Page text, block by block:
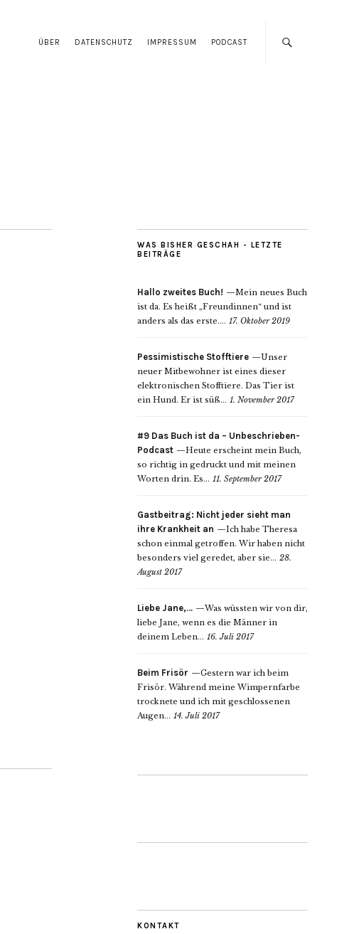
ÜBER DATENSCHUTZ IMPRESSUM PODCAST
WAS BISHER GESCHAH - LETZTE
BEITRÄGE
Hallo zweites Buch!
Mein neues Buch
ist da. Es heißt „Freundinnen“ und ist
anders als das erste.... 17. Oktober 2019
Pessimistische Stofftiere
Unser
neuer Mitbewohner ist eines dieser
elektronischen Stofftiere. Das Tier ist
ein Hund. Er ist süß... 1. November 2017
#9 Das Buch ist da – Unbeschrieben-
Podcast
Heute erscheint mein Buch,
so richtig in gedruckt und mit meinen
Worten drin. Es... 11. September 2017
Gastbeitrag: Nicht jeder sieht man
ihre Krankheit an
Ich habe Theresa
schon einmal getroffen. Wir haben nicht
besonders viel geredet, aber sie... 28.
August 2017
Liebe Jane,…
Was wüssten wir von dir,
liebe Jane, wenn es die Männer in
deinem Leben... 16. Juli 2017
Beim Frisör
Gestern war ich beim
Frisör. Während meine Wimpernfarbe
trocknete und ich mit geschlossenen
Augen... 14. Juli 2017
KONTAKT